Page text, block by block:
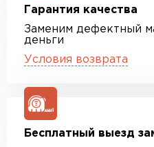
Гарантия качества
Заменим дефектный
деньги
Условия возврата
Бесплатный выезд